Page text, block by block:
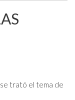
trató el tema de